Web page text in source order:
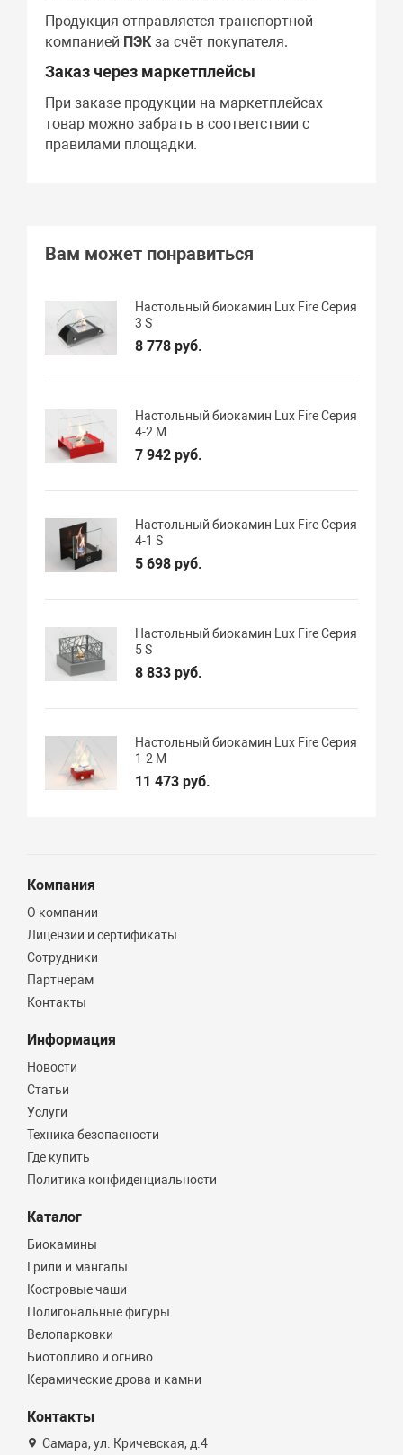
Продукция отправляется транспортной
компанией ПЭКза счёт покупателя.
Заказ через маркетплейсы
При заказе продукции на маркетплейсах
товар можно забрать в соответствии с
правилами площадки.
Вам может понравиться
Настольный биокамин Lux Fire Серия
3 S
8 778 руб.
Настольный биокамин Lux Fire Серия
4-2 M
7 942 руб.
Настольный биокамин Lux Fire Серия
4-1 S
5 698 руб.
Настольный биокамин Lux Fire Серия
5 S
8 833 руб.
Настольный биокамин Lux Fire Серия
1-2 М
11 473 руб.
Компания
О компании
Лицензии и сертификаты
Сотрудники
Партнерам
Контакты
Информация
Новости
Статьи
Услуги
Техника безопасности
Где купить
Политика конфиденциальности
Каталог
Биокамины
Грили и мангалы
Костровые чаши
Полигональные фигуры
Велопарковки
Биотопливо и огниво
Керамические дрова и камни
Контакты
Самара, ул. Кричевская, д.4